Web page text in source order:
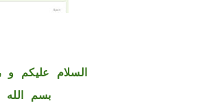
السلام عليكم و
بسم الله